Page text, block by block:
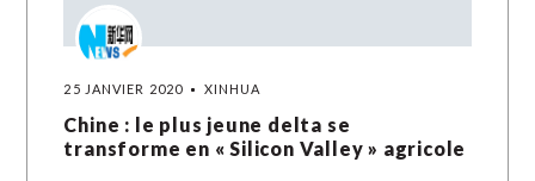
25 JANVIER 2020 XINHUA
Chine : le plus jeune delta se
transforme en « Silicon Valley » agricole